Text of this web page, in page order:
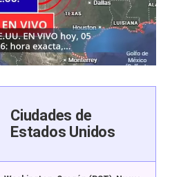
Ciudades de
Estados Unidos